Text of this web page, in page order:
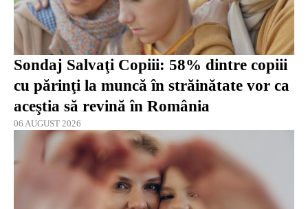
Sondaj Salvaţi Copiii: 58% dintre copiii
cu părinţi la muncă în străinătate vor ca
aceştia să revină în România
06 AUGUST 2026